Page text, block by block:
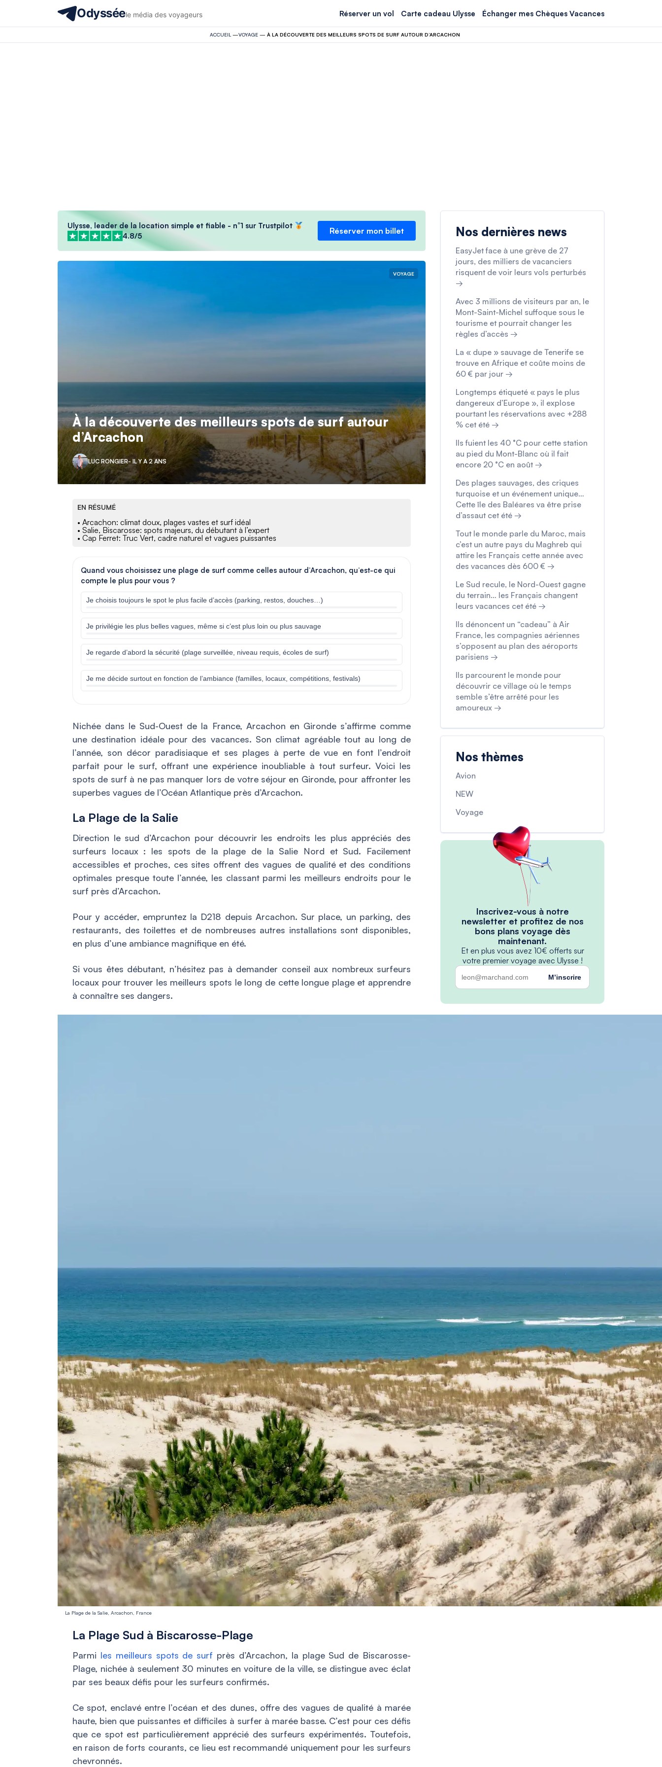
Odysséele média des voyageurs Réserver un vol Carte cadeau Ulysse Échanger mes Chèques Vacances
ACCUEIL —VOYAGE— À LA DÉCOUVERTE DES MEILLEURS SPOTS DE SURF AUTOUR D’ARCACHON
Ulysse, leader de la location simple et fiable - n°1 sur Trustpilot
4.8/5
Réserver mon billet
VOYAGE
À la découverte des meilleurs spots de surf autour
d’Arcachon
LUC RONGIER- IL Y A 2 ANS
EN RÉSUMÉ
• Arcachon: climat doux, plages vastes et surf idéal
• Salie, Biscarosse: spots majeurs, du débutant à l’expert
• Cap Ferret: Truc Vert, cadre naturel et vagues puissantes
Quand vous choisissez une plage de surf comme celles autour d’Arcachon, qu’est-ce qui
compte le plus pour vous ?
Je choisis toujours le spot le plus facile d’accès (parking, restos, douches…)
Je privilégie les plus belles vagues, même si c’est plus loin ou plus sauvage
Je regarde d’abord la sécurité (plage surveillée, niveau requis, écoles de surf)
Je me décide surtout en fonction de l’ambiance (familles, locaux, compétitions, festivals)
Nichée dans le Sud-Ouest de la France, Arcachon en Gironde s’affirme comme
une destination idéale pour des vacances. Son climat agréable tout au long de
l’année, son décor paradisiaque et ses plages à perte de vue en font l’endroit
parfait pour le surf, offrant une expérience inoubliable à tout surfeur. Voici les
spots de surf à ne pas manquer lors de votre séjour en Gironde, pour affronter les
superbes vagues de l’Océan Atlantique près d’Arcachon.
La Plage de la Salie
Direction le sud d’Arcachon pour découvrir les endroits les plus appréciés des
surfeurs locaux : les spots de la plage de la Salie Nord et Sud. Facilement
accessibles et proches, ces sites offrent des vagues de qualité et des conditions
optimales presque toute l’année, les classant parmi les meilleurs endroits pour le
surf près d’Arcachon.
Pour y accéder, empruntez la D218 depuis Arcachon. Sur place, un parking, des
restaurants, des toilettes et de nombreuses autres installations sont disponibles,
en plus d’une ambiance magnifique en été.
Si vous êtes débutant, n’hésitez pas à demander conseil aux nombreux surfeurs
locaux pour trouver les meilleurs spots le long de cette longue plage et apprendre
à connaître ses dangers.
La Plage de la Salie, Arcachon, France
La Plage Sud à Biscarosse-Plage
Parmi les meilleurs spots de surf près d’Arcachon, la plage Sud de Biscarosse-
Plage, nichée à seulement 30 minutes en voiture de la ville, se distingue avec éclat
par ses beaux défis pour les surfeurs confirmés.
Ce spot, enclavé entre l’océan et des dunes, offre des vagues de qualité à marée
haute, bien que puissantes et difficiles à surfer à marée basse. C’est pour ces défis
que ce spot est particulièrement apprécié des surfeurs expérimentés. Toutefois,
en raison de forts courants, ce lieu est recommandé uniquement pour les surfeurs
chevronnés.
Nos dernières news
EasyJet face à une grève de 27
jours, des milliers de vacanciers
risquent de voir leurs vols perturbés
→
Avec 3 millions de visiteurs par an, le
Mont-Saint-Michel suffoque sous le
tourisme et pourrait changer les
règles d’accès →
La « dupe » sauvage de Tenerife se
trouve en Afrique et coûte moins de
60 € par jour →
Longtemps étiqueté « pays le plus
dangereux d’Europe », il explose
pourtant les réservations avec +288
% cet été →
Ils fuient les 40 °C pour cette station
au pied du Mont-Blanc où il fait
encore 20 °C en août →
Des plages sauvages, des criques
turquoise et un événement unique…
Cette île des Baléares va être prise
d’assaut cet été →
Tout le monde parle du Maroc, mais
c’est un autre pays du Maghreb qui
attire les Français cette année avec
des vacances dès 600 € →
Le Sud recule, le Nord-Ouest gagne
du terrain… les Français changent
leurs vacances cet été →
Ils dénoncent un “cadeau” à Air
France, les compagnies aériennes
s’opposent au plan des aéroports
parisiens →
Ils parcourent le monde pour
découvrir ce village où le temps
semble s’être arrêté pour les
amoureux →
Nos thèmes
Avion
NEW
Voyage
Inscrivez-vous à notre
newsletter et profitez de nos
bons plans voyage dès
maintenant.
Et en plus vous avez 10€ offerts sur
votre premier voyage avec Ulysse !
M’inscrire